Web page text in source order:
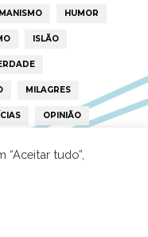
HUMOR
ISLÃO
MILAGRES
OPINIÃO
“Aceitar tudo”,